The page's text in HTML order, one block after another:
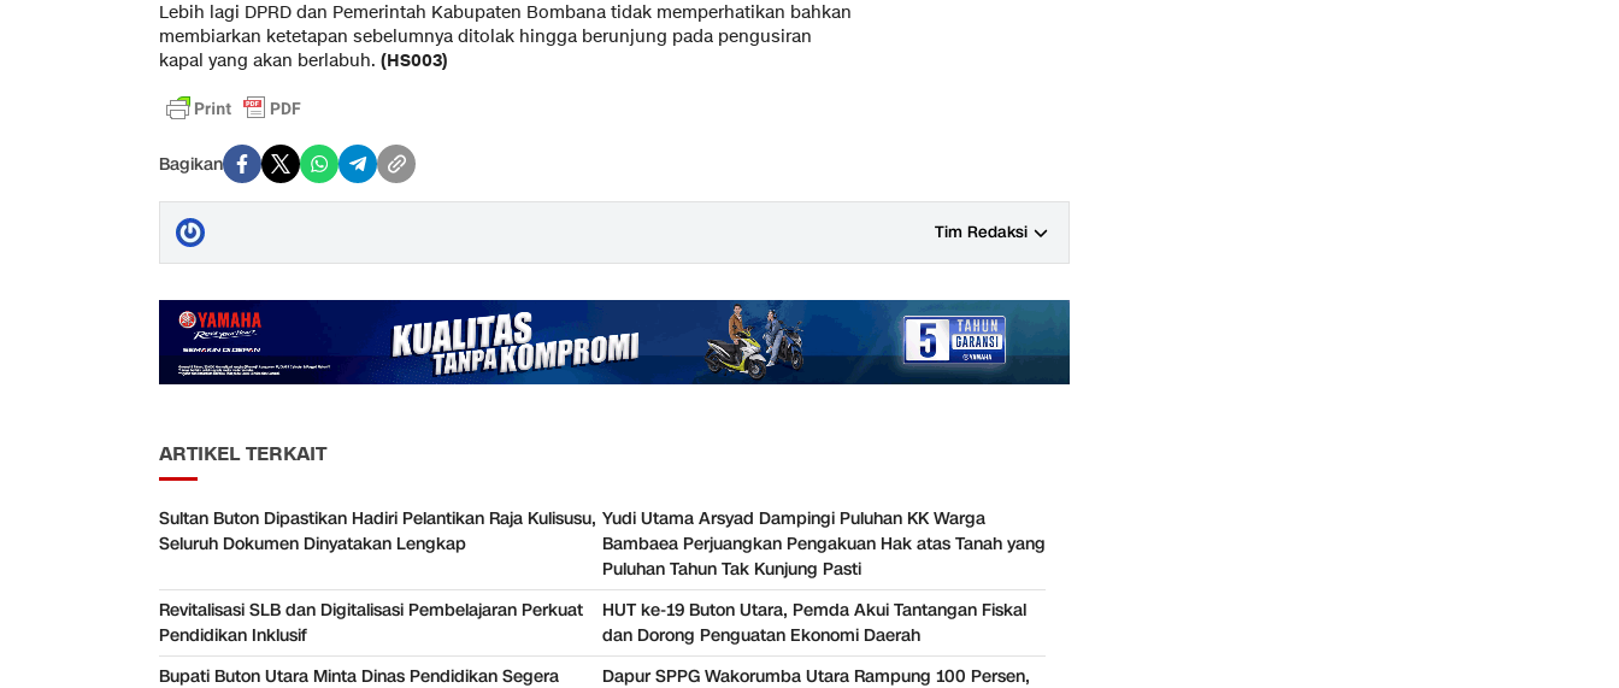
Lebih lagi DPRD dan Pemerintah Kabupaten Bombana tidak memperhatikan bahkan
membiarkan ketetapan sebelumnya ditolak hingga berunjung pada pengusiran
kapal yang akan berlabuh. (HS003)
Bagikan
Tim Redaksi
ARTIKEL TERKAIT
Sultan Buton Dipastikan Hadiri Pelantikan Raja Kulisusu,
Seluruh Dokumen Dinyatakan Lengkap
Yudi Utama Arsyad Dampingi Puluhan KK Warga
Bambaea Perjuangkan Pengakuan Hak atas Tanah yang
Puluhan Tahun Tak Kunjung Pasti
Revitalisasi SLB dan Digitalisasi Pembelajaran Perkuat
Pendidikan Inklusif
HUT ke-19 Buton Utara, Pemda Akui Tantangan Fiskal
dan Dorong Penguatan Ekonomi Daerah
Bupati Buton Utara Minta Dinas Pendidikan Segera
Dapur SPPG Wakorumba Utara Rampung 100 Persen,